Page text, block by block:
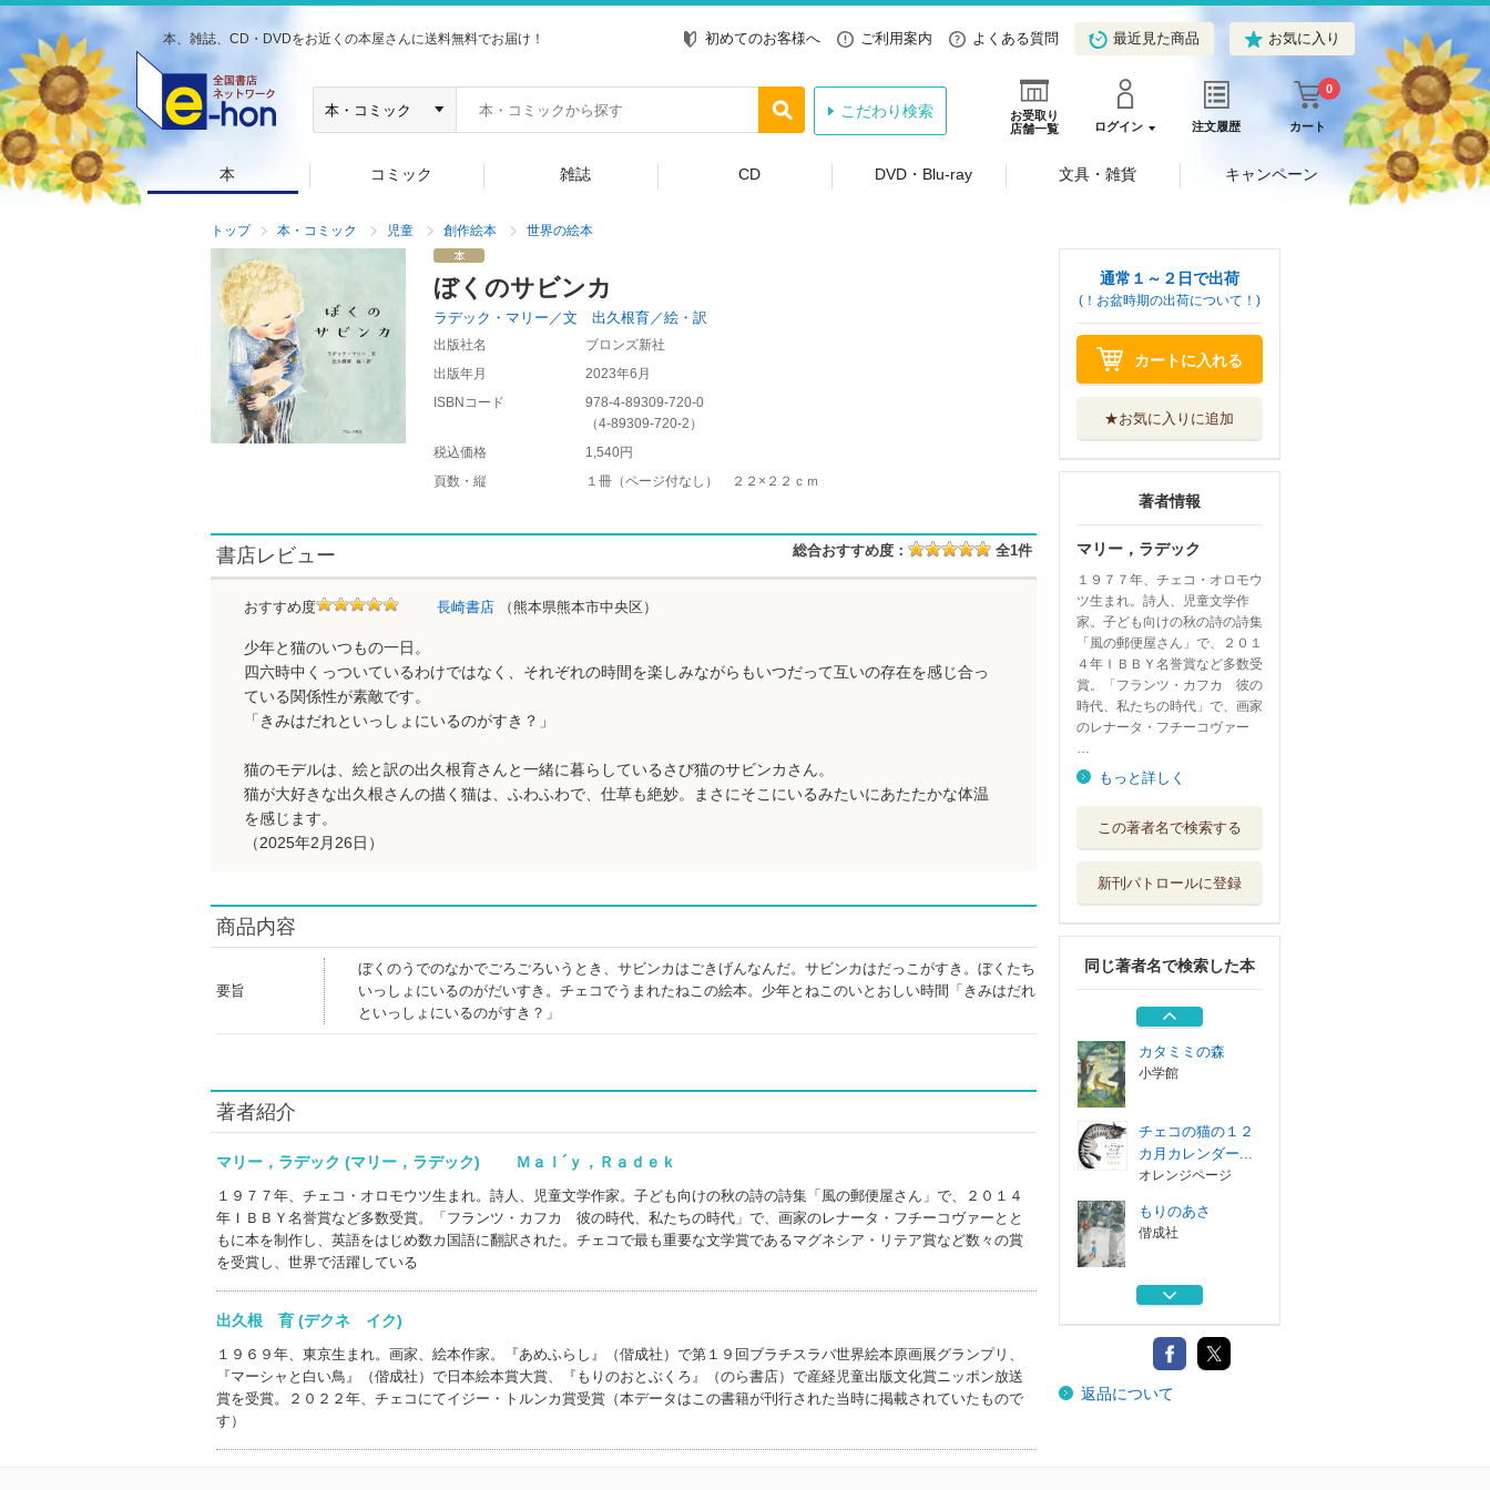
本、雑誌、CD・DVDをお近くの本屋さんに送料無料でお届け！ 初めてのお客様へ ご利用案内 よくある質問 最近見た商品 お気に入り
お受取り
店舗一覧
ログイン 注文履歴 カート
0
こだわり検索
本 コミック 雑誌 CD DVD・Blu-ray 文具・雑貨 キャンペーン
トップ 本・コミック 児童 創作絵本 世界の絵本
ぼくのサビンカ
ラデック・マリー／文 出久根育／絵・訳
出版社名
ブロンズ新社
出版年月
2023年6月
ISBNコード
978-4-89309-720-0
（4-89309-720-2 ）
税込価格
1,540円
頁数・縦
１冊（ページ付なし） ２２×２２ｃｍ
書店レビュー 総合おすすめ度： 全1件
おすすめ度 長崎書店 （熊本県熊本市中央区）
少年と猫のいつもの一日。
四六時中くっついているわけではなく、それぞれの時間を楽しみながらもいつだって互いの存在を感じ合っ
ている関係性が素敵です。
「きみはだれといっしょにいるのがすき？」
猫のモデルは、絵と訳の出久根育さんと一緒に暮らしているさび猫のサビンカさん。
猫が大好きな出久根さんの描く猫は、ふわふわで、仕草も絶妙。まさにそこにいるみたいにあたたかな体温
を感じます。
（2025年2月26日）
商品内容
要旨
ぼくのうでのなかでごろごろいうとき、サビンカはごきげんなんだ。サビンカはだっこがすき。ぼくたち
いっしょにいるのがだいすき。チェコでうまれたねこの絵本。少年とねこのいとおしい時間「きみはだれ
といっしょにいるのがすき？」
著者紹介
マリー，ラデック (マリー，ラデック) Ｍａｌ´ｙ，Ｒａｄｅｋ
１９７７年、チェコ・オロモウツ生まれ。詩人、児童文学作家。子ども向けの秋の詩の詩集「風の郵便屋さん」で、２０１４
年ＩＢＢＹ名誉賞など多数受賞。「フランツ・カフカ 彼の時代、私たちの時代」で、画家のレナータ・フチーコヴァーとと
もに本を制作し、英語をはじめ数カ国語に翻訳された。チェコで最も重要な文学賞であるマグネシア・リテア賞など数々の賞
を受賞し、世界で活躍している
出久根 育 (デクネ イク)
１９６９年、東京生まれ。画家、絵本作家。『あめふらし』（偕成社）で第１９回ブラチスラバ世界絵本原画展グランプリ、
『マーシャと白い鳥』（偕成社）で日本絵本賞大賞、『もりのおとぶくろ』（のら書店）で産経児童出版文化賞ニッポン放送
賞を受賞。２０２２年、チェコにてイジー・トルンカ賞受賞（本データはこの書籍が刊行された当時に掲載されていたもので
す）
通常１～２日で出荷
(！お盆時期の出荷について！)
カートに入れる
★お気に入りに追加
著者情報
マリー，ラデック
１９７７年、チェコ・オロモウ
ツ生まれ。詩人、児童文学作
家。子ども向けの秋の詩の詩集
「風の郵便屋さん」で、２０１
４年ＩＢＢＹ名誉賞など多数受
賞。「フランツ・カフカ 彼の
時代、私たちの時代」で、画家
のレナータ・フチーコヴァー
…
もっと詳しく
この著者名で検索する
新刊パトロールに登録
同じ著者名で検索した本
偕成社
こどもべやのよる
わたしたちの帽子
新装版
フレーベル館
カタミミの森
小学館
チェコの猫の１２
カ月カレンダー...
オレンジページ
もりのあさ
偕成社
こどもべやのよる
わたしたちの帽子
新装版
返品について